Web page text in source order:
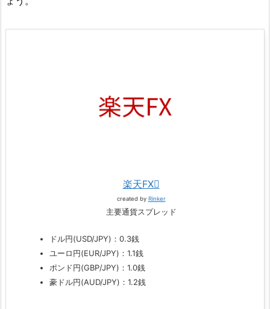
楽天FX
created by Rinker
主要通貨スプレッド
ドル円(USD/JPY)：0.3銭
ユーロ円(EUR/JPY)：1.1銭
ポンド円(GBP/JPY)：1.0銭
豪ドル円(AUD/JPY)：1.2銭